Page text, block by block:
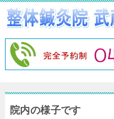
院内の様子です